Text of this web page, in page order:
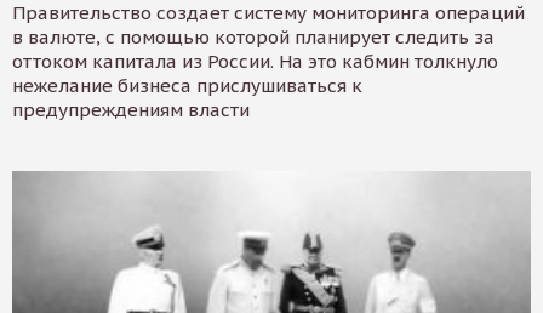
Правительство создает систему мониторинга операций
в валюте, с помощью которой планирует следить за
оттоком капитала из России. На это кабмин толкнуло
нежелание бизнеса прислушиваться к
предупреждениям власти